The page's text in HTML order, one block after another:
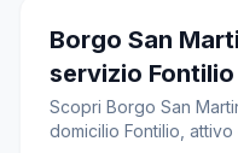
Borgo San
servizio Fontilio
Scopri Borgo San
domicilio Fontilio, attivo